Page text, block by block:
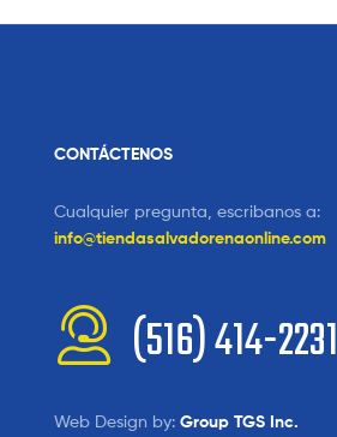
CONTÁCTENOS
Cualquier pregunta, escribanos a:
info@tiendasalvadorenaonline.com
(516) 414-2231
Web Design by: Group TGS Inc.